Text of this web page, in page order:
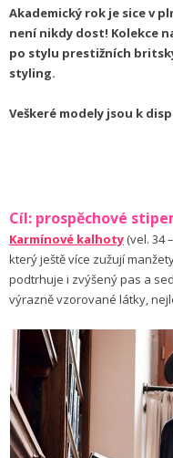
Akademický rok je sice v
není nikdy dost! Kolekce
po stylu prestižních
styling.
Veškeré modely jsou k
Cíl: prospěchové
Karmínové kalhoty (vel. 34
který ještě více zužují
podtrhuje i zvýšený pas a
výrazně vzorované látky,